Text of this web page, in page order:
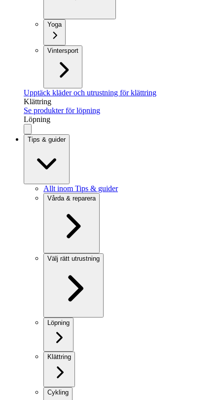
Yoga
Vintersport
Upptäck kläder och utrustning för klättring
Klättring
Se produkter för löpning
Löpning
Tips & guider
Allt inom Tips & guider
Vårda & reparera
Välj rätt utrustning
Löpning
Klättring
Cykling